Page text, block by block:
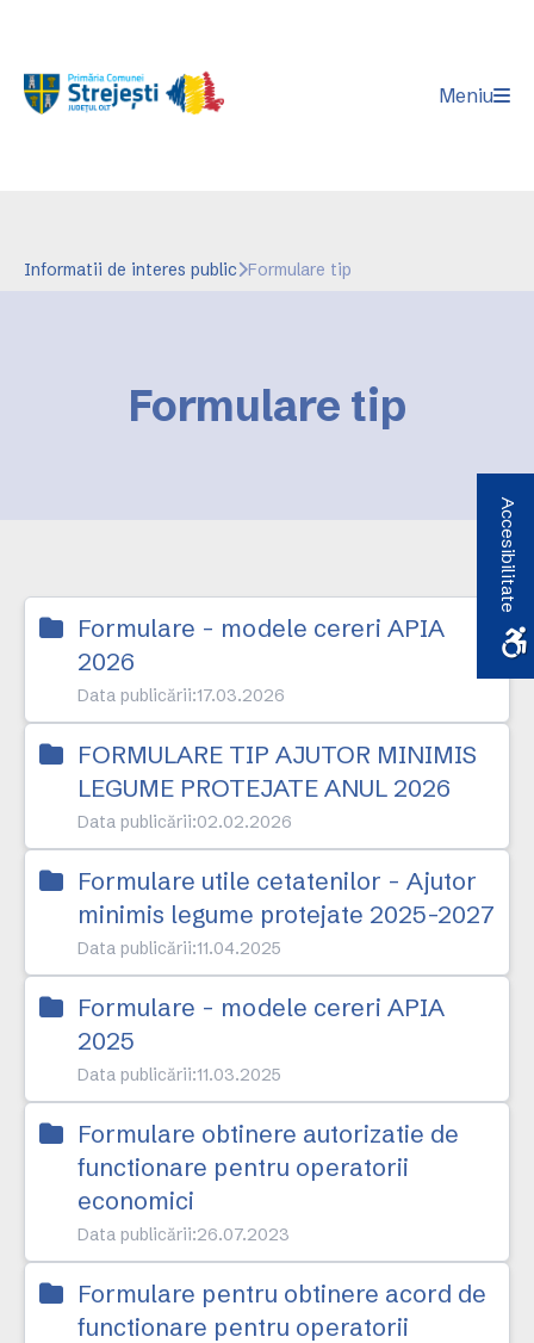
Meniu
Informatii de interes public Formulare tip
Formulare tip
Formulare - modele cereri APIA
2026
Data publicării:17.03.2026
FORMULARE TIP AJUTOR MINIMIS
LEGUME PROTEJATE ANUL 2026
Data publicării:02.02.2026
Formulare utile cetatenilor - Ajutor
minimis legume protejate 2025-2027
Data publicării:11.04.2025
Formulare - modele cereri APIA
2025
Data publicării:11.03.2025
Formulare obtinere autorizatie de
functionare pentru operatorii
economici
Data publicării:26.07.2023
Formulare pentru obtinere acord de
functionare pentru operatorii
Accesibilitate